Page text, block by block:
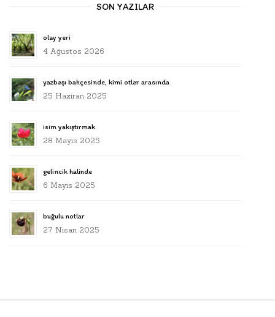
SON YAZILAR
olay yeri
4 Ağustos 2026
yazbaşı bahçesinde, kimi otlar arasında
25 Haziran 2025
isim yakıştırmak
28 Mayıs 2025
gelincik halinde
6 Mayıs 2025
buğulu notlar
27 Nisan 2025